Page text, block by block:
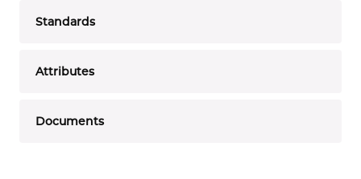
Standards
Attributes
Documents